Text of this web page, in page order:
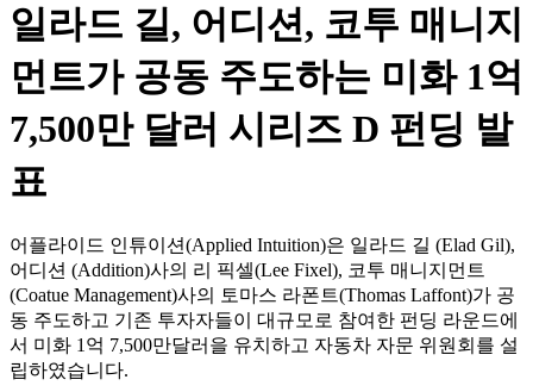
일라드 길, 어디션, 코투 매니지
먼트가 공동 주도하는 미화 1억
7,500만 달러 시리즈 D 펀딩 발
표
어플라이드 인튜이션(Applied Intuition)은 일라드 길 (Elad Gil),
어디션 (Addition)사의 리 픽셀(Lee Fixel), 코투 매니지먼트
(Coatue Management)사의 토마스 라폰트(Thomas Laffont)가 공
동 주도하고 기존 투자자들이 대규모로 참여한 펀딩 라운드에
서 미화 1억 7,500만달러을 유치하고 자동차 자문 위원회를 설
립하였습니다.